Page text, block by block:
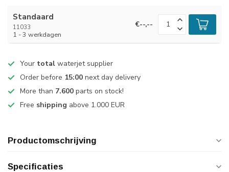
Standaard
11033
1 - 3 werkdagen
€--,--
Your total waterjet supplier
Order before 15:00 next day delivery
More than 7.600 parts on stock!
Free shipping above 1.000 EUR
Productomschrijving
Specificaties